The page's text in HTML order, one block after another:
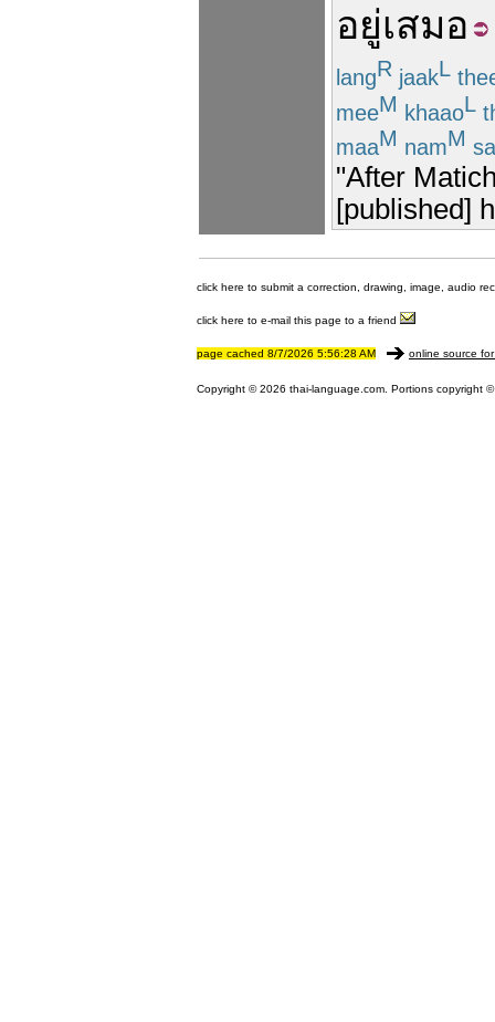
อยู่เสมอ
langR jaakL
meeM khaaoL
maaM namM sa
"After
[published]
click here to submit a correction, drawing, image, audio
click here to e-mail this page to a friend
page cached 8/7/2026 5:56:28 AM online source
Copyright © 2026 thai-language.com. Portions copyright